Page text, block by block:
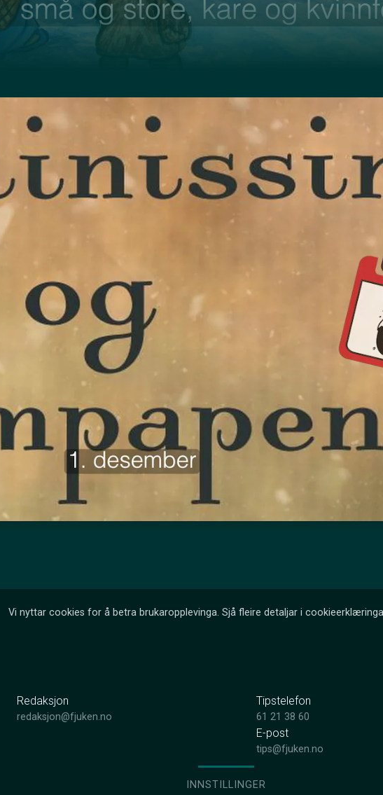
Vi nyttar cookies for å betra brukaropplevinga. Sjå fleire detaljar i
Redaksjon
redaksjon@fjuken.no
Tipstelefon
61 21 38 60
E-post
tips@fjuken.no
INNSTILLINGER